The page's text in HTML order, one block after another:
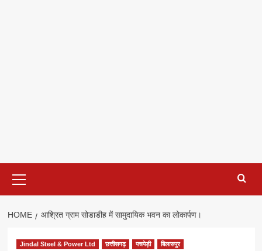
Menu
HOME आश्रित ग्राम सोडाडीह में सामुदायिक भवन का लोकार्पण।
Jindal Steel & Power Ltd छत्तीसगढ़ पचपेड़ी बिलासपुर